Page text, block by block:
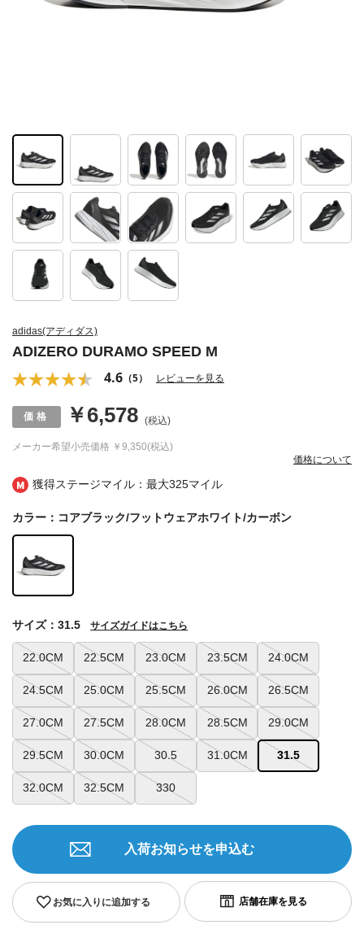
獲得ステージマイル：最大325マイル
adidas(アディダス)
ADIZERO DURAMO SPEED M
4.6 （5） レビューを見る
メーカー希望小売価格 ￥9,350(税込)
￥6,578 (税込)
価格について
カラー：コアブラック/フットウェアホワイト/カーボン
22.0CM 22.5CM 23.0CM 23.5CM 24.0CM
24.5CM 25.0CM 25.5CM 26.0CM 26.5CM
27.0CM 27.5CM 28.0CM 28.5CM 29.0CM
29.5CM 30.0CM 30.5 31.0CM 31.5
32.0CM 32.5CM 330
サイズ：31.5 サイズガイドはこちら
お気に入りに追加する
入荷お知らせを申込む